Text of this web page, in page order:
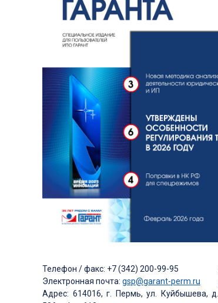
Телефон / факс: +7 (342) 200-99-95
Электронная почта: gsp@garant-perm.ru
Адрес: 614016, г. Пермь, ул. Куйбышева, д.